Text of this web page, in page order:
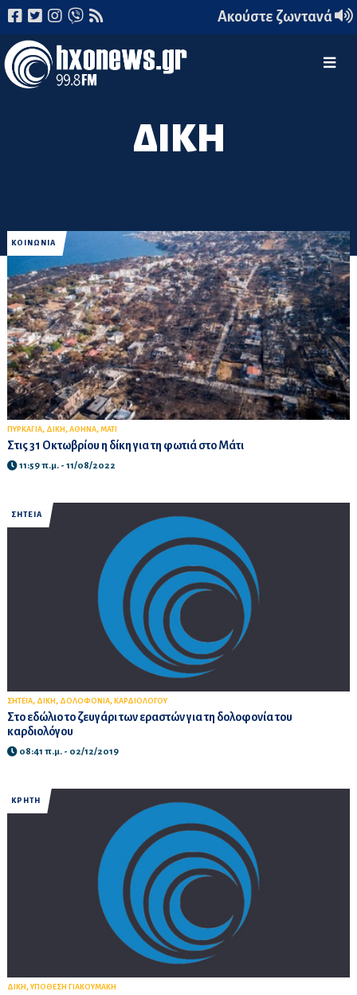
Ακούστε ζωντανά
ΔΙΚΗ
ΚΟΙΝΩΝΙΑ
ΠΥΡΚΑΓΙΑ, ΔΙΚΗ , ΑΘΗΝΑ, ΜΑΤΙ
Στις 31 Οκτωβρίου η δίκη για τη φωτιά στο Μάτι
11:59 π.μ. - 11/08/2022
ΣΗΤΕΙΑ
ΣΗΤΕΙΑ, ΔΙΚΗ , ΔΟΛΟΦΟΝΙΑ, ΚΑΡΔΙΟΛΟΓΟΥ
Στο εδώλιο το ζευγάρι των εραστών για τη δολοφονία του
καρδιολόγου
08:41 π.μ. - 02/12/2019
ΚΡΗΤΗ
ΔΙΚΗ , ΥΠΟΘΕΣΗ ΓΙΑΚΟΥΜΑΚΗ